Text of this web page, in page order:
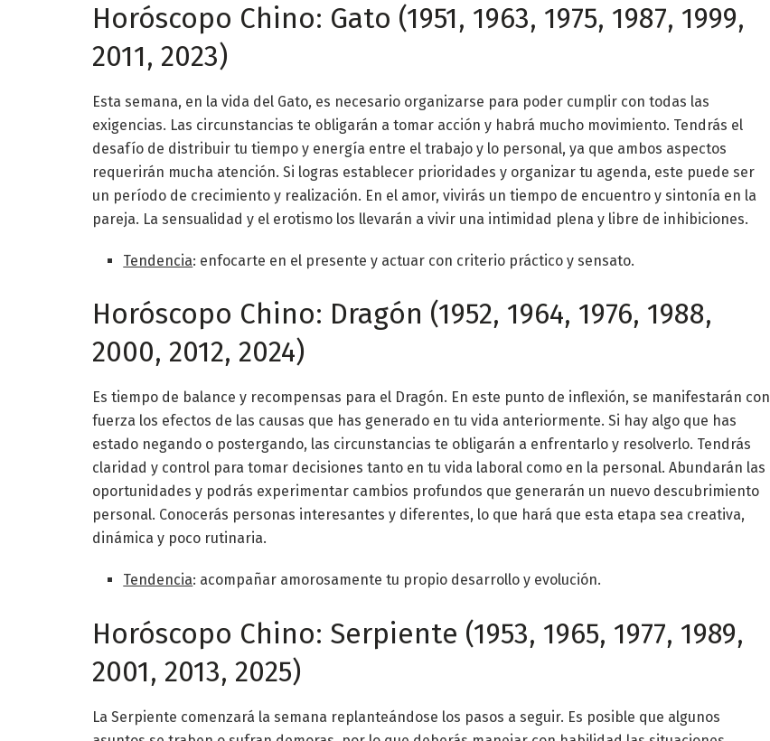
Horóscopo Chino: Gato (1951, 1963, 1975, 1987, 1999,
2011, 2023)
Esta semana, en la vida del Gato, es necesario organizarse para poder cumplir con todas las
exigencias. Las circunstancias te obligarán a tomar acción y habrá mucho movimiento. Tendrás el
desafío de distribuir tu tiempo y energía entre el trabajo y lo personal, ya que ambos aspectos
requerirán mucha atención. Si logras establecer prioridades y organizar tu agenda, este puede ser
un período de crecimiento y realización. En el amor, vivirás un tiempo de encuentro y sintonía en la
pareja. La sensualidad y el erotismo los llevarán a vivir una intimidad plena y libre de inhibiciones.
Tendencia: enfocarte en el presente y actuar con criterio práctico y sensato.
Horóscopo Chino: Dragón (1952, 1964, 1976, 1988,
2000, 2012, 2024)
Es tiempo de balance y recompensas para el Dragón. En este punto de inflexión, se manifestarán con
fuerza los efectos de las causas que has generado en tu vida anteriormente. Si hay algo que has
estado negando o postergando, las circunstancias te obligarán a enfrentarlo y resolverlo. Tendrás
claridad y control para tomar decisiones tanto en tu vida laboral como en la personal. Abundarán las
oportunidades y podrás experimentar cambios profundos que generarán un nuevo descubrimiento
personal. Conocerás personas interesantes y diferentes, lo que hará que esta etapa sea creativa,
dinámica y poco rutinaria.
Tendencia: acompañar amorosamente tu propio desarrollo y evolución.
Horóscopo Chino: Serpiente (1953, 1965, 1977, 1989,
2001, 2013, 2025)
La Serpiente comenzará la semana replanteándose los pasos a seguir. Es posible que algunos